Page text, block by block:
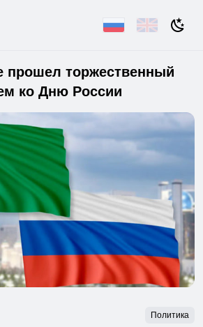
прошел торжественный
ко Дню России
Политика